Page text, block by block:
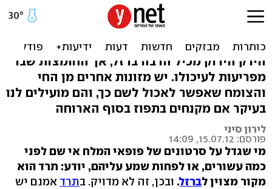
צימוקים וקינואה: מהם
המזונות עם הכי הרבה ברזל
הירק הירוק מכיל הרבה ברזל, אך החומצות שבו
מפריעות לעיכולו. יש מזונות אחרים מן החי
והצומח שאפשר לאכול לשם כך, והם מועילים לנו
בעיקר אם מקנחים בתפוז בסוף הארוחה
לירון סיני
פורסם: 15.07.12, 14:09
מי שגדל על סרטונים של פופאי המלח אי שם לפני
כמה עשורים, או לפחות שמע עליהם, יודע: תרד הוא
מקור מצוין לברזל. ובכן, זה לא מדויק. בתרד אמנם יש